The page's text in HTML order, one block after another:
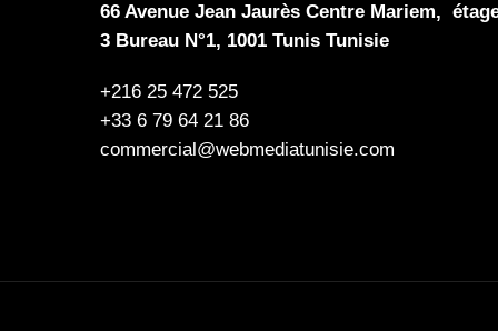
66 Avenue Jean Jaurès Centre Mariem,
3 Bureau N°1, 1001 Tunis Tunisie
+216 25 472 525
+33 6 79 64 21 86
commercial@webmediatunisie.com